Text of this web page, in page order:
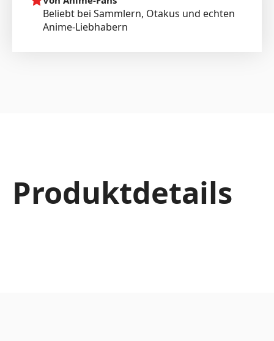
Beliebt bei Sammlern, Otakus und echten
Anime-Liebhabern
Produktdetails